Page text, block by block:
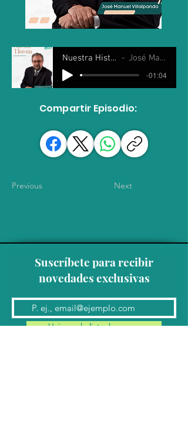
Nuestra Historia 09 Abril 2025 José Manuel Villalpando
-01:04
Compartir Episodio:
Previous Next
Suscríbete para recibir
novedades exclusivas
Unirse a la lista de correo